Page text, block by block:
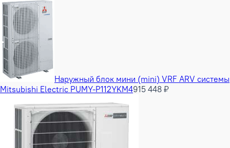
Наружный блок мини (mini) VRF ARV системы
Mitsubishi Electric PUMY-P112YKM4915 448 ₽